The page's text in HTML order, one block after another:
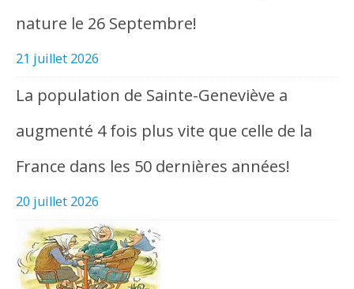
nature le 26 Septembre!
21 juillet 2026
La population de Sainte-Geneviève a
augmenté 4 fois plus vite que celle de la
France dans les 50 dernières années!
20 juillet 2026